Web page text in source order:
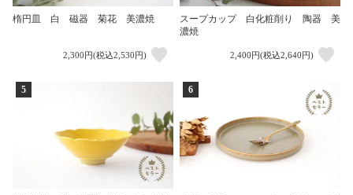
楕円皿 白 磁器 菊花 美濃焼
2,300円(税込2,530円)
スープカップ 白化粧削り 陶器 美
濃焼
2,400円(税込2,640円)
5 6